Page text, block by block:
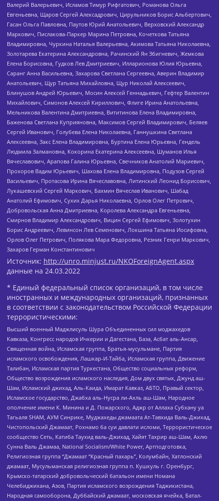
Валерий Валерьевич, Исламов Тимур Рифгатович, Романова Ольга
Евгеньевна, Щаров Сергей Алексадрович, Цирульников Борис Альбертович,
Гасан Ольга Павловна, Паутов Юрий Анатольевич, Верховский Александр
Маркович, Пислакова-Паркер Марина Петровна, Кочеткова Татьяна
Владимировна, Чуркина Наталья Валерьевна, Акимова Татьяна Николаевна,
Золотарева Екатерина Александровна, Рачинский Ян Збигневич, Жемкова
Елена Борисовна, Гудков Лев Дмитриевич, Илларионова Юлия Юрьевна,
Саранг Анна Васильевна, Захарова Светлана Сергеевна, Аверин Владимир
Анатольевич, Щур Татьяна Михайловна, Щур Николай Алексеевич,
Блинушов Андрей Юрьевич, Мосин Алексей Геннадьевич, Гефтер Валентин
Михайлович, Симонов Алексей Кириллович, Флиге Ирина Анатольевна,
Мельникова Валентина Дмитриевна, Вититинова Елена Владимировна,
Баженова Светлана Куприяновна, Максимов Сергей Владимирович, Беляев
Сергей Иванович, Голубева Елена Николаевна, Ганнушкина Светлана
Алексеевна, Закс Елена Владимировна, Буртина Елена Юрьевна, Гендель
Людмила Залмановна, Кокорина Екатерина Алексеевна, Шуманов Илья
Вячеславович, Арапова Галина Юрьевна, Свечников Анатолий Мариевич,
Прохоров Вадим Юрьевич, Шахова Елена Владимировна, Подузов Сергей
Васильевич, Протасова Ирина Вячеславовна, Литинский Леонид Борисович,
Лукашевский Сергей Маркович, Бахмин Вячеслав Иванович, Шабад
Анатолий Ефимович, Сухих Дарья Николаевна, Орлов Олег Петрович,
Добровольская Анна Дмитриевна, Королева Александра Евгеньевна,
Смирнов Владимир Александрович, Вицин Сергей Ефимович, Золотухин
Борис Андреевич, Левинсон Лев Семенович, Локшина Татьяна Иосифовна,
Орлов Олег Петрович, Полякова Мара Федоровна, Резник Генри Маркович,
Захаров Герман Константинович
Источник: http://unro.minjust.ru/NKOForeignAgent.aspx
данные на 24.03.2022
* Единый федеральный список организаций, в том числе
иностранных и международных организаций, признанных
в соответствии с законодательством Российской Федерации
террористическими:
Высший военный Маджлисуль Шура Объединенных сил моджахедов
Кавказа, Конгресс народов Ичкерии и Дагестана, База, Асбат аль-Ансар,
Священная война, Исламская группа, Братья-мусульмане, Партия
исламского освобождения, Лашкар-И-Тайба, Исламская группа, Движение
Талибан, Исламская партия Туркестана, Общество социальных реформ,
Общество возрождения исламского наследия, Дом двух святых, Джунд аш-
Шам, Исламский джихад, Аль-Каида, Имарат Кавказ, АБТО, Правый сектор,
Исламское государство, Джабха аль-Нусра ли-Ахль аш-Шам, Народное
ополчение имени К. Минина и Д. Пожарского, Аджр от Аллаха Субхану уа
Тагьаля SHAM, АУМ Синрике, Муджахеды джамаата Ат-Тавхида Валь-Джихад,
Чистопольский Джамаат, Рохнамо ба суи давлати исломи, Террористическое
сообщество Сеть, Катиба Таухид валь-Джихад, Хайят Тахрир аш-Шам, Ахлю
Сунна Валь Джамаа, National Socialism/White Power, Артподготовка,
Религиозная группа “Джамаат “Красный пахарь”, Колумбайн, Хатлонский
джамаат, Мусульманская религиозная группа п. Кушкуль г. Оренбург,
Крымско-татарский добровольческий батальон имени Номана
Челебиджихана, Азов, Партия исламского возрождения Таджикистана,
Народная самооборона, Дуббайский джамаат, московская ячейка, Батал-